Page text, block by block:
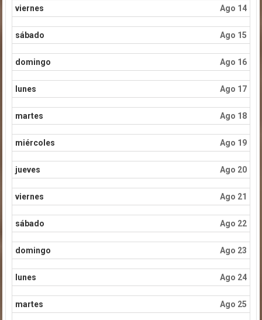
viernes Ago 14
sábado Ago 15
domingo Ago 16
lunes Ago 17
martes Ago 18
miércoles Ago 19
jueves Ago 20
viernes Ago 21
sábado Ago 22
domingo Ago 23
lunes Ago 24
martes Ago 25